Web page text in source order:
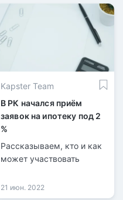
Kapster Team
В РК начался приём
заявок на ипотеку под 2
%
Рассказываем, кто и как
может участвовать
21 июн. 2022